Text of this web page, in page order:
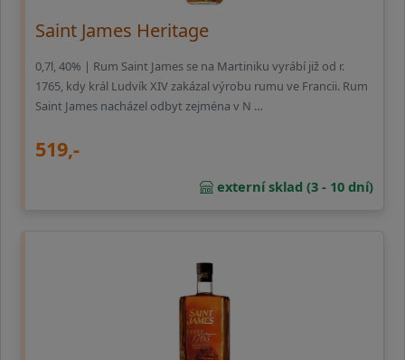
Saint James Heritage
0,7l, 40% | Rum Saint James se na Martiniku vyrábí již od r.
1765, kdy král Ludvík XIV zakázal výrobu rumu ve Francii. Rum
Saint James nacházel odbyt zejména v N …
519,-
externí sklad (3 - 10 dní)